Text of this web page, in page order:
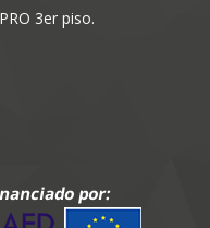
3er piso.